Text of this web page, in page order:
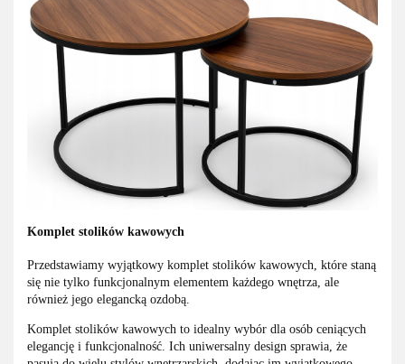
Komplet stolików kawowych
Przedstawiamy wyjątkowy komplet stolików kawowych, które staną
się nie tylko funkcjonalnym elementem każdego wnętrza, ale
również jego elegancką ozdobą.
Komplet stolików kawowych to idealny wybór dla osób ceniących
elegancję i funkcjonalność. Ich uniwersalny design sprawia, że